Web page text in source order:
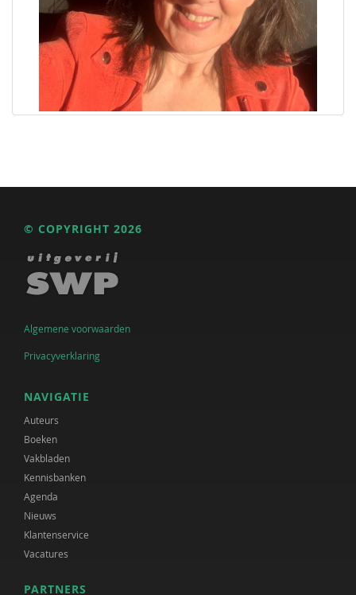
© COPYRIGHT 2026
Algemene voorwaarden
Privacyverklaring
NAVIGATIE
Auteurs
Boeken
Vakbladen
Kennisbanken
Agenda
Nieuws
Klantenservice
Vacatures
PARTNERS